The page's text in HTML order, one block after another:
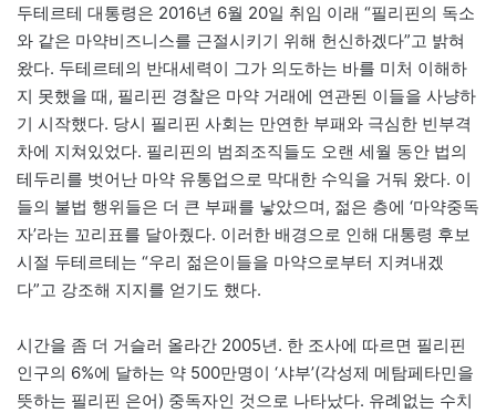
두테르테 대통령은 2016년 6월 20일 취임 이래 “필리핀의 독소
와 같은 마약비즈니스를 근절시키기 위해 헌신하겠다”고 밝혀
왔다. 두테르테의 반대세력이 그가 의도하는 바를 미처 이해하
지 못했을 때, 필리핀 경찰은 마약 거래에 연관된 이들을 사냥하
기 시작했다. 당시 필리핀 사회는 만연한 부패와 극심한 빈부격
차에 지쳐있었다. 필리핀의 범죄조직들도 오랜 세월 동안 법의
테두리를 벗어난 마약 유통업으로 막대한 수익을 거둬 왔다. 이
들의 불법 행위들은 더 큰 부패를 낳았으며, 젊은 층에 ‘마약중독
자’라는 꼬리표를 달아줬다. 이러한 배경으로 인해 대통령 후보
시절 두테르테는 “우리 젊은이들을 마약으로부터 지켜내겠
다”고 강조해 지지를 얻기도 했다.
시간을 좀 더 거슬러 올라간 2005년. 한 조사에 따르면 필리핀
인구의 6%에 달하는 약 500만명이 ‘샤부’(각성제 메탐페타민을
뜻하는 필리핀 은어) 중독자인 것으로 나타났다. 유례없는 수치